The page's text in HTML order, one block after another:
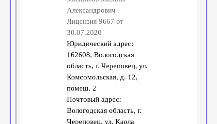
Публичная оферта АНО ДПО ЕВИДПО